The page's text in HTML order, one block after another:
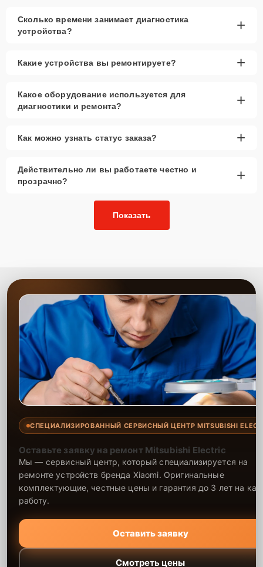
Сколько времени занимает диагностика
устройства?
+
Какие устройства вы ремонтируете? +
Какое оборудование используется для
диагностики и ремонта?
+
Как можно узнать статус заказа? +
Действительно ли вы работаете честно и
прозрачно?
+
Показать
СПЕЦИАЛИЗИРОВАННЫЙ СЕРВИСНЫЙ ЦЕНТР MITSUBISHI
Оставьте заявку на ремонт Mitsubishi Electric
Мы — сервисный центр, который специализируется на
ремонте устройств бренда Xiaomi. Оригинальные
комплектующие, честные цены и гарантия до 3 лет на
работу.
Оставить заявку
Смотреть цены